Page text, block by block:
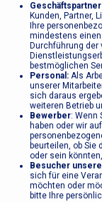
Geschäftspartner
Kunden, Partner,
Ihre
mindestens
Durchführung
bestmöglichen
Personal: Als
unserer
sich daraus
weiteren Betrieb
Bewerber: Wenn
haben oder wir
beurteilen, ob Sie
oder sein
Besucher
sich für eine
möchten oder
bitte Ihre